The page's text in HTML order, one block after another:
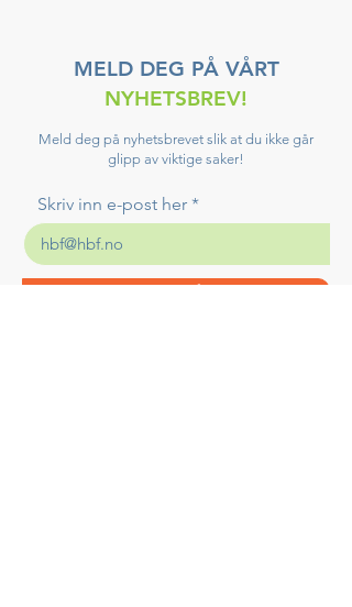
MELD DEG PÅ VÅRT
NYHETSBREV!
Meld deg på nyhetsbrevet slik at du ikke går
glipp av viktige saker!
Skriv inn e-post her
Meld på!